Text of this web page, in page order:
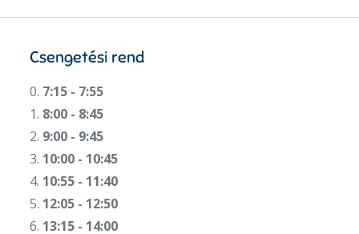
Csengetési rend
0. 7:15 - 7:55
1. 8:00 - 8:45
2. 9:00 - 9:45
3. 10:00 - 10:45
4. 10:55 - 11:40
5. 12:05 - 12:50
6. 13:15 - 14:00